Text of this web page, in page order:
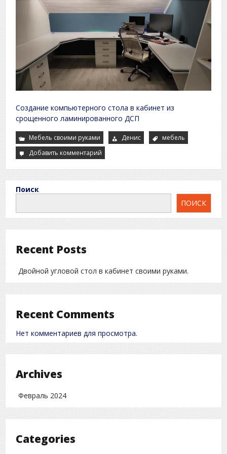
Создание компьютерного стола в кабинет из
срощенного ламинированного ДСП
Мебель своими руками Денис
мебель
Добавить комментарий
Двойной
Поиск
ПОИСК
Recent Posts
Двойной угловой стол в кабинет своими руками.
Recent Comments
Нет комментариев для просмотра.
Archives
Февраль 2024
Categories